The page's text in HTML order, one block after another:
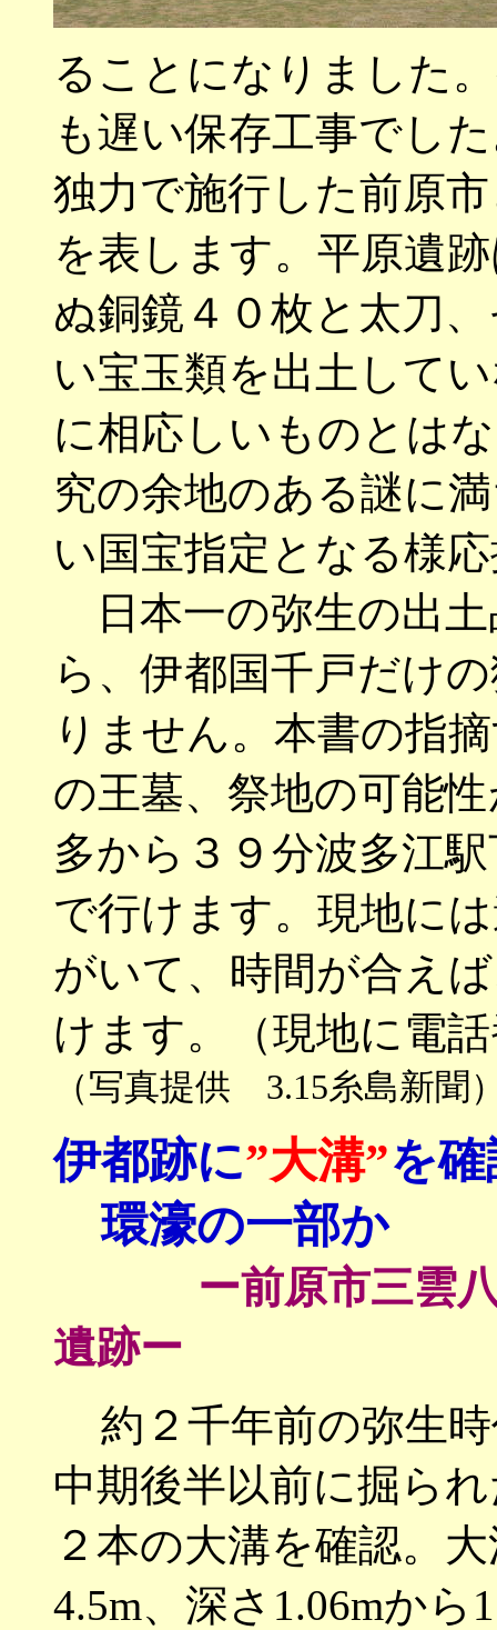
ることになりました
も遅い保存工事でし
独力で施行した前原
を表します。平原遺
ぬ銅鏡４０枚と太刀
い宝玉類を出土して
に相応しいものとは
究の余地のある謎に
い国宝指定となる様
日本一の弥生の出
ら、伊都国千戸だけ
りません。本書の指
の王墓、祭地の可能
多から３９分波多江
で行けます。現地に
がいて、時間が合え
けます。（現地に電
（写真提供 3.15糸島新聞
伊都跡に”大溝”を
環濠の一部か
ー前原市三雲
遺跡ー
約２千年前の弥生
中期後半以前に掘ら
２本の大溝を確認。
4.5m、深さ1.06mから